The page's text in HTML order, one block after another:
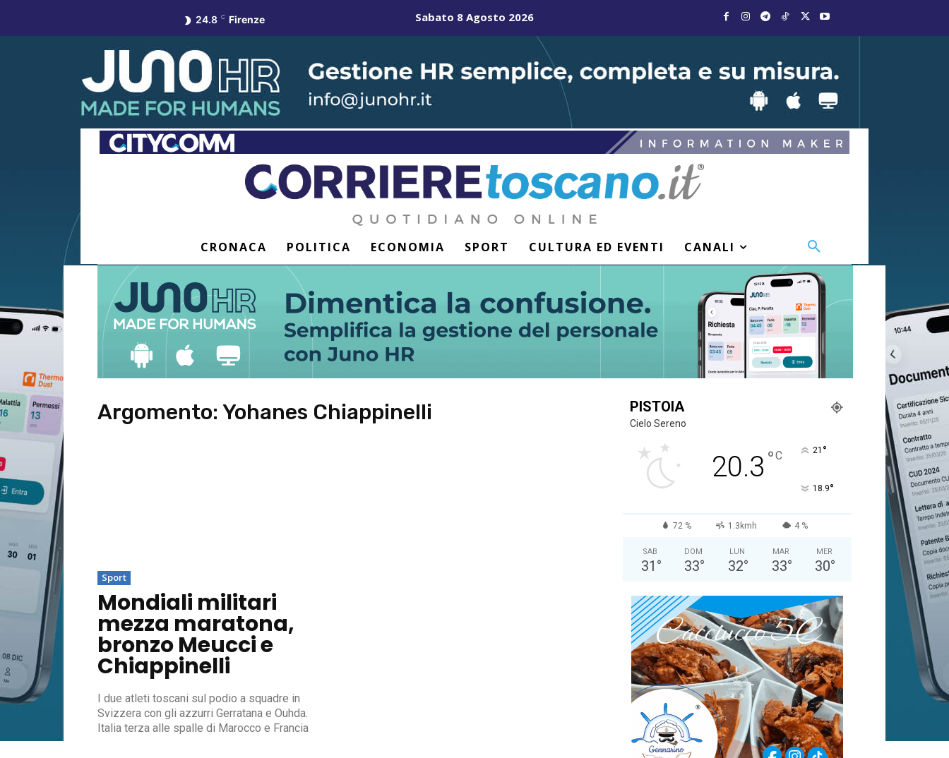
24.8 C Firenze Sabato 8 Agosto 2026
CRONACA POLITICA ECONOMIA SPORT CULTURA ED EVENTI CANALI
Argomento: Yohanes Chiappinelli
Sport
Mondiali militari
mezza maratona,
bronzo Meucci e
Chiappinelli
I due atleti toscani sul podio a squadre in
Svizzera con gli azzurri Gerratana e Ouhda.
Italia terza alle spalle di Marocco e Francia
PISTOIA
Cielo Sereno
20.3 °C 21 °
18.9°
72 % 1.3kmh 4 %
SAB
31 °
DOM
33°
LUN
32°
MAR
33°
MER
30°